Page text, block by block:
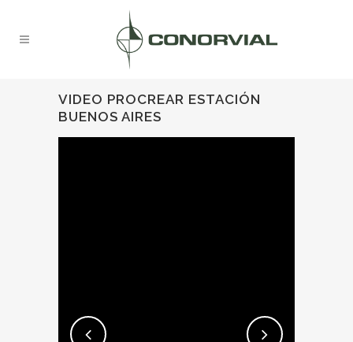
VIDEO PROCREAR ESTACIÓN
BUENOS AIRES